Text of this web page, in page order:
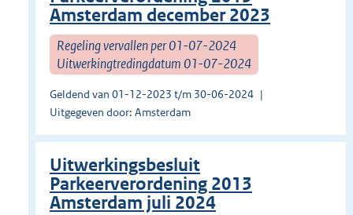
Amsterdam december 2023
Regeling vervallen per 01-07-2024
Uitwerkingtredingdatum 01-07-2024
Geldend van 01-12-2023 t/m 30-06-2024
Uitgegeven door: Amsterdam
Uitwerkingsbesluit
Parkeerverordening 2013
Amsterdam juli 2024